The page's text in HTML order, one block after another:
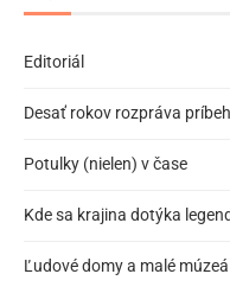
Editoriál
Desať rokov rozpráva
Potulky (nielen) v čase
Kde sa krajina dotýka
Ľudové domy a malé